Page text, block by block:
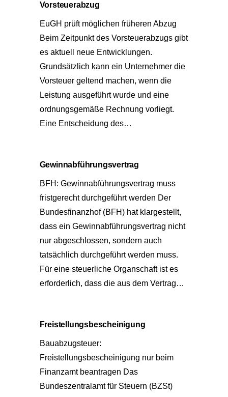
Vorsteuerabzug
EuGH prüft möglichen früheren Abzug
Beim Zeitpunkt des Vorsteuerabzugs gibt
es aktuell neue Entwicklungen.
Grundsätzlich kann ein Unternehmer die
Vorsteuer geltend machen, wenn die
Leistung ausgeführt wurde und eine
ordnungsgemäße Rechnung vorliegt.
Eine Entscheidung des…
Gewinnabführungsvertrag
BFH: Gewinnabführungsvertrag muss
fristgerecht durchgeführt werden Der
Bundesfinanzhof (BFH) hat klargestellt,
dass ein Gewinnabführungsvertrag nicht
nur abgeschlossen, sondern auch
tatsächlich durchgeführt werden muss.
Für eine steuerliche Organschaft ist es
erforderlich, dass die aus dem Vertrag…
Freistellungsbescheinigung
Bauabzugsteuer:
Freistellungsbescheinigung nur beim
Finanzamt beantragen Das
Bundeszentralamt für Steuern (BZSt)